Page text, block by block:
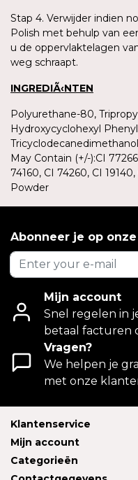
Stap 4. Verwijder indien
Polish met behulp van
u de oppervlaktelagen
weg schraapt.
INGREDIÃ‹NTEN
Polyurethane-80,
Hydroxycyclohexyl
May Contain (+/-):CI
74160, CI 74260, CI
Powder
Abonneer je op
Mijn account
Snel regelen in
betaal facturen
Vragen?
We helpen je
met onze
Klantenservice
Mijn account
Categorieën